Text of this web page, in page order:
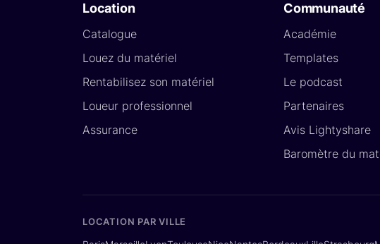
Location
Catalogue
Louez du matériel
Rentabilisez son matériel
Loueur professionnel
Assurance
Communauté
Académie
Templates
Le podcast
Partenaires
Avis Lightyshare
Baromètre du
LOCATION PAR VILLE